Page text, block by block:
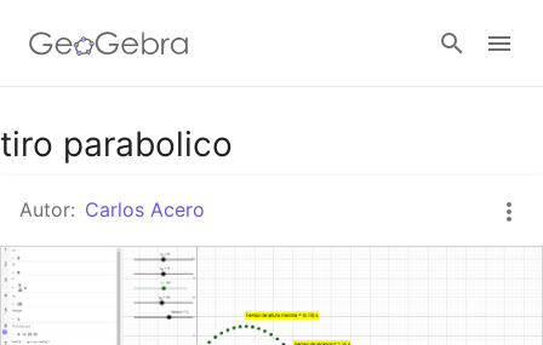
Google Classroom
GeoGebra Classroom
Abrir sesión
tiro parabolico
Autor: Carlos Acero